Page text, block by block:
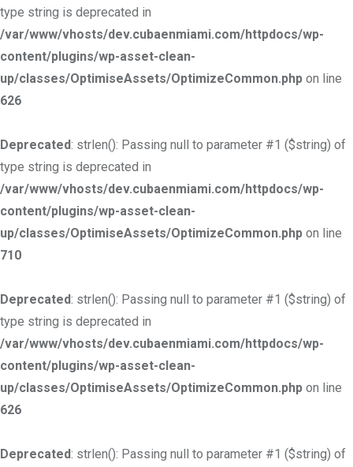
type string is deprecated in
/var/www/vhosts/dev.cubaenmiami.com/httpdocs/wp-
content/plugins/wp-asset-clean-
up/classes/OptimiseAssets/OptimizeCommon.php on line
626
Deprecated: strlen(): Passing null to parameter #1 ($string) of
type string is deprecated in
/var/www/vhosts/dev.cubaenmiami.com/httpdocs/wp-
content/plugins/wp-asset-clean-
up/classes/OptimiseAssets/OptimizeCommon.php on line
710
Deprecated: strlen(): Passing null to parameter #1 ($string) of
type string is deprecated in
/var/www/vhosts/dev.cubaenmiami.com/httpdocs/wp-
content/plugins/wp-asset-clean-
up/classes/OptimiseAssets/OptimizeCommon.php on line
626
Deprecated: strlen(): Passing null to parameter #1 ($string) of